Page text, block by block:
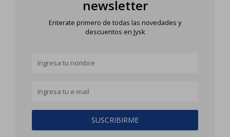
newsletter
Enterate primero de todas las novedades y
descuentos en Jysk
SUSCRIBIRME